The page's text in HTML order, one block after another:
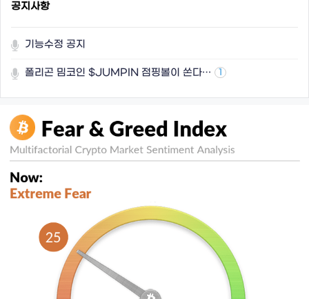
공지사항
기능수정 공지
폴리곤 밈코인 $JUMPIN 점핑볼이 쏜다… 1